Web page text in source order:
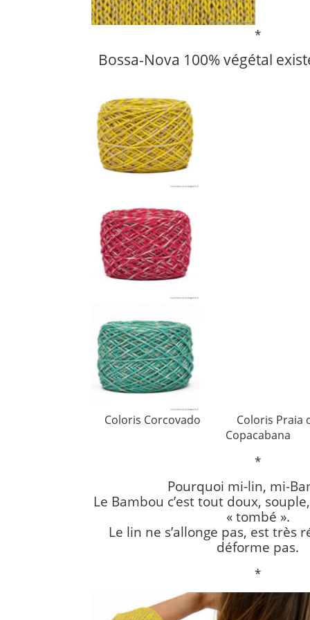
*
Bossa-Nova 100% végétal
Coloris Corcovado Coloris Praia
Copacabana
*
Pourquoi mi-lin, mi-
Le Bambou c’est tout doux,
« tombé ».
Le lin ne s’allonge pas, est très
déforme pas.
*